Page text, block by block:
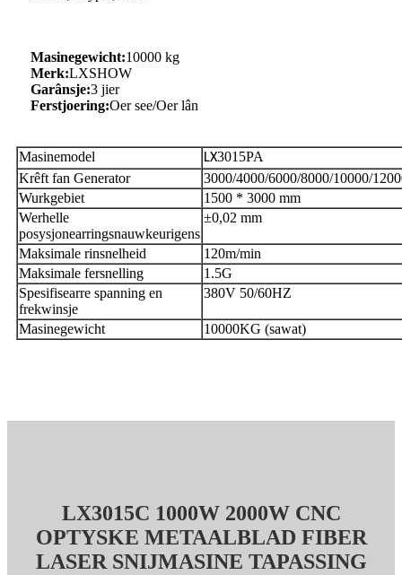
Masinegewicht:10000 kg
Merk:LXSHOW
Garânsje:3 jier
Ferstjoering:Oer see/Oer lân
Masinemodel LX3015PA
Krêft fan Generator
3000/4000/6000/8000/10000/
Wurkgebiet
1500 * 3000 mm
Werhelle
posysjonearringsnauwkeurigens
±0,02 mm
Maksimale rinsnelheid
120m/min
Maksimale fersnelling
1.5G
Spesifisearre spanning en
frekwinsje
380V 50/60HZ
Masinegewicht 10000KG (sawat)
LX3015C 1000W 2000W CNC
OPTYSKE METAALBLAD FIBER
LASER SNIJMASINE TAPASSING